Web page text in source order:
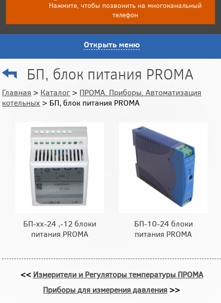
Нажмите, чтобы позвонить на многоканальный
телефон
Открыть меню
БП, блок питания PROMA
Главная > Каталог > ПРОМА. Приборы. Автоматизация
котельных > БП, блок питания PROMA
БП-хх-24 ,-12 блоки
питания PROMA
БП-10-24 блоки
питания PROMA
<< Измерители и Регуляторы температуры ПРОМА
Приборы для измерения давления >>